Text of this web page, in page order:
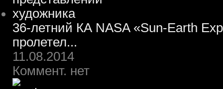
36-летний КА NASA «Sun-Earth
пролетел...
11.08.2014
Коммент. нет